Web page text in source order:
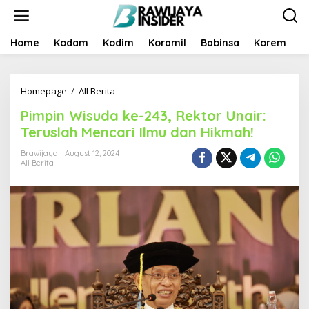
t
Home Kodam Kodim Koramil Babinsa Korem
Homepage / All Berita
m
p
i
n
s
d
k
2
4
3
Pimpin Wisuda ke-243, Rektor Unair:
Teruslah Mencari Ilmu dan Hikmah!
Brawijaya
August 12, 2024
All Berita